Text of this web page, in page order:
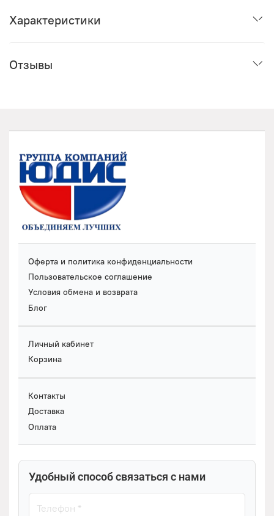
Характеристики
Отзывы
Оферта и политика конфиденциальности
Пользовательское соглашение
Условия обмена и возврата
Блог
Личный кабинет
Корзина
Контакты
Доставка
Оплата
Удобный способ связаться с нами